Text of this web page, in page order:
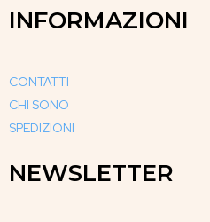
INFORMAZIONI
CONTATTI
CHI SONO
SPEDIZIONI
NEWSLETTER